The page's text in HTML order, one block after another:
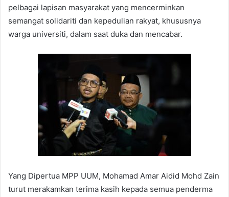
pelbagai lapisan masyarakat yang mencerminkan
semangat solidariti dan kepedulian rakyat, khususnya
warga universiti, dalam saat duka dan mencabar.
Yang Dipertua MPP UUM, Mohamad Amar Aidid Mohd Zain
turut merakamkan terima kasih kepada semua penderma